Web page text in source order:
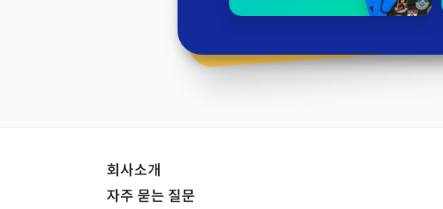
회사소개
자주 묻는 질문